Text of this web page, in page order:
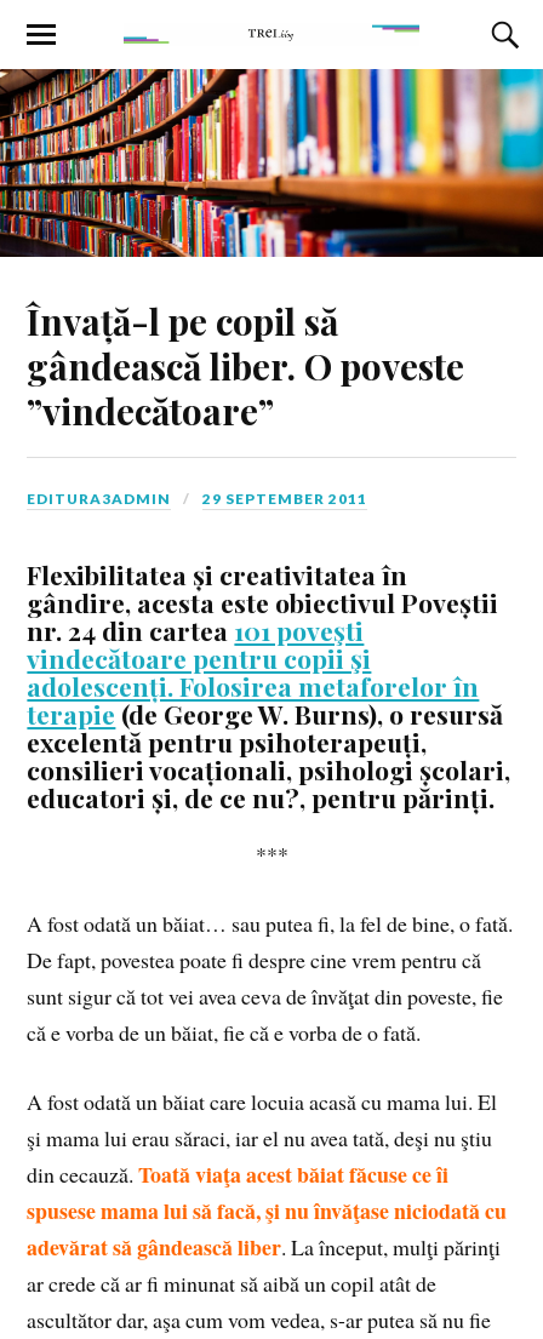
Învață-l pe copil să
gândească liber. O poveste
”vindecătoare”
EDITURA3ADMIN 29 SEPTEMBER 2011
Flexibilitatea și creativitatea în
gândire, acesta este obiectivul Poveștii
nr. 24 din cartea 101 poveşti
vindecătoare pentru copii şi
adolescenți. Folosirea metaforelor în
terapie (de George W. Burns), o resursă
excelentă pentru psihoterapeuți,
consilieri vocaționali, psihologi școlari,
educatori și, de ce nu?, pentru părinți.
***
A fost odată un băiat… sau putea fi, la fel de bine, o fată.
De fapt, povestea poate fi despre cine vrem pentru că
sunt sigur că tot vei avea ceva de învăţat din poveste, fie
că e vorba de un băiat, fie că e vorba de o fată.
A fost odată un băiat care locuia acasă cu mama lui. El
şi mama lui erau săraci, iar el nu avea tată, deşi nu ştiu
din cecauză. Toată viaţa acest băiat făcuse ce îi
spusese mama lui să facă, şi nu învăţase niciodată cu
adevărat să gândească liber. La început, mulţi părinţi
ar crede că ar fi minunat să aibă un copil atât de
ascultător dar, aşa cum vom vedea, s-ar putea să nu fie